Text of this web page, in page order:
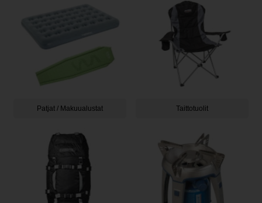
Patjat / Makuualustat Taittotuolit